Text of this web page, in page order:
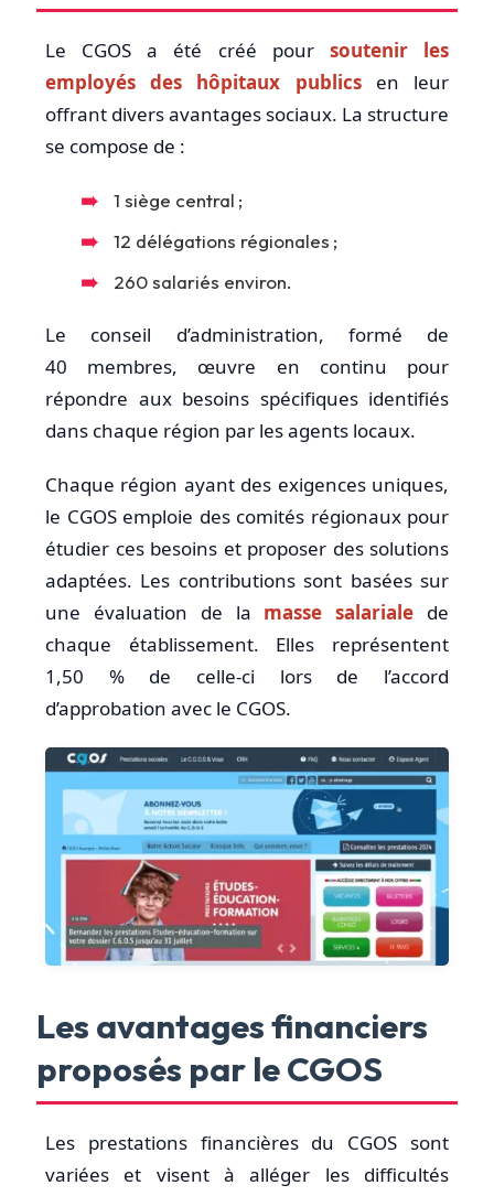
Le CGOS a été créé pour soutenir les
employés des hôpitaux publicsen leur
offrant divers avantages sociaux. La structure
se compose de :
1 siège central ;
12 délégations régionales ;
260 salariés environ.
Le conseil d’administration, formé de
40 membres, œuvre en continu pour
répondre aux besoins spécifiques identifiés
dans chaque région par les agents locaux.
Chaque région ayant des exigences uniques,
le CGOS emploie des comités régionaux pour
étudier ces besoins et proposer des solutions
adaptées. Les contributions sont basées sur
une évaluation de la masse salariale de
chaque établissement. Elles représentent
1,50 % de celle-ci lors de l’accord
d’approbation avec le CGOS.
Les avantages financiers
proposés par le CGOS
Les prestations financières du CGOS sont
variées et visent à alléger les difficultés